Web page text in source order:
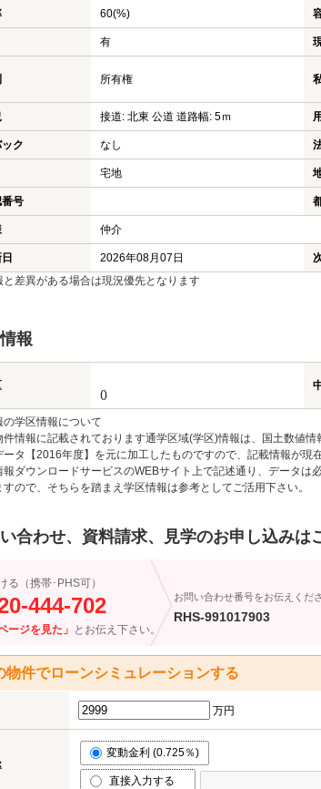
60(%)
有
所有権
接道: 北東 公道 道路幅: 5ｍ
ク なし
宅地
号
仲介
2026年08月07日
差異がある場合は現況優先となります
報
()
学区情報について
件情報に記載されております通学区域(学区)情報は、国土数値
ータ【2016年度】を元に加工したものですので、記載情報が現
報ダウンロードサービスのWEBサイト上で記述通り、データ
ので、そちらを踏まえ学区情報は参考としてご活用下さい。
合わせ、資料請求、見学のお申し込みは
る（携帯･PHS可）
444-702
ージを見た」 とお伝え下さい。
お問い合わせ番号をお伝えくだ
RHS-991017903
物件でローンシミュレーションする
万円
変動金利 (0.725％)
直接入力する